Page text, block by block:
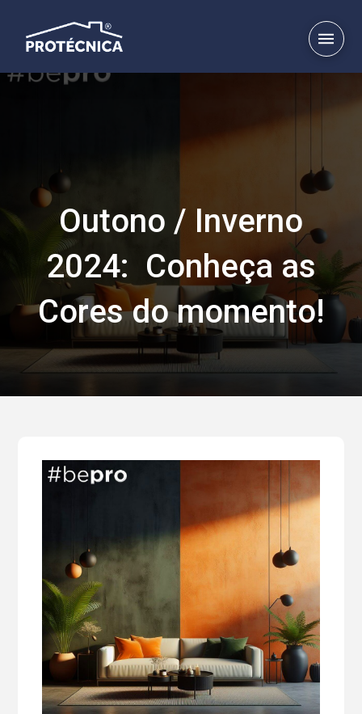
Outono / Inverno
2024: Conheça as
Cores do momento!